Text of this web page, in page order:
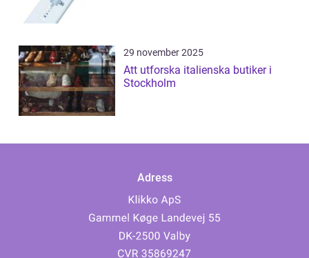
29 november 2025
Att utforska italienska butiker i
Stockholm
Adress